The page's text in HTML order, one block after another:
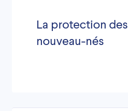
La protection des
nouveau-nés